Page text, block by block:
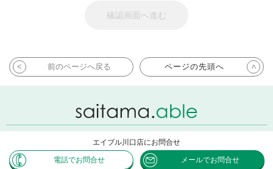
前のページへ戻る ページの先頭へ
Copyright ABLE INC. All rights reserved.
エイブル川口店にお問合せ
電話でお問合せ メールでお問合せ